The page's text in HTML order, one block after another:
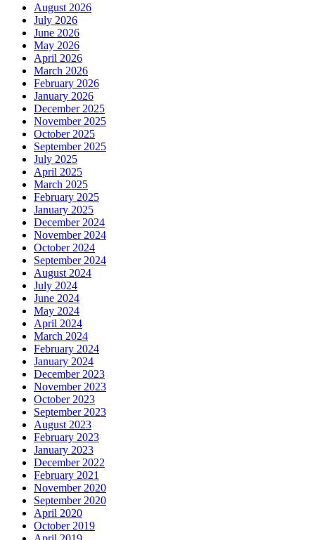
August 2026
July 2026
June 2026
May 2026
April 2026
March 2026
February 2026
January 2026
December 2025
November 2025
October 2025
September 2025
July 2025
April 2025
March 2025
February 2025
January 2025
December 2024
November 2024
October 2024
September 2024
August 2024
July 2024
June 2024
May 2024
April 2024
March 2024
February 2024
January 2024
December 2023
November 2023
October 2023
September 2023
August 2023
February 2023
January 2023
December 2022
February 2021
November 2020
September 2020
April 2020
October 2019